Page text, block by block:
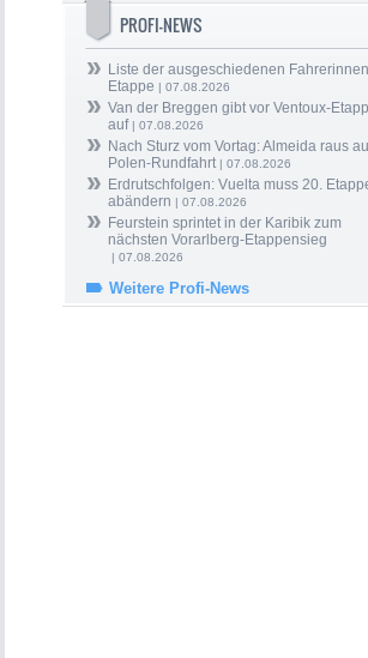
PROFI-NEWS
Liste der ausgeschiedenen
Etappe | 07.08.2026
Van der Breggen gibt vor Ventoux-
auf| 07.08.2026
Nach Sturz vom Vortag: Almeida raus
Polen-Rundfahrt| 07.08.2026
Erdrutschfolgen: Vuelta muss 20.
abändern | 07.08.2026
Feurstein sprintet in der Karibik zum
nächsten Vorarlberg-Etappensieg
| 07.08.2026
Weitere Profi-News